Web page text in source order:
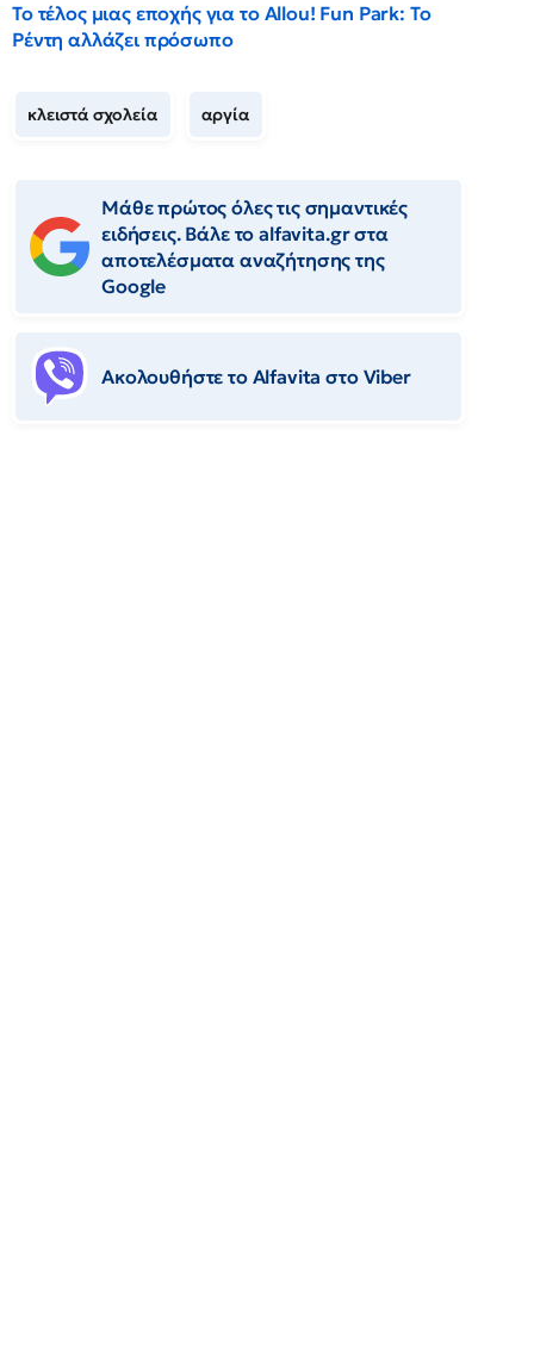
Το τέλος μιας εποχής για το Allou! Fun Park: Το
Ρέντη αλλάζει πρόσωπο
κλειστά σχολεία αργία
Μάθε πρώτος όλες τις σημαντικές
ειδήσεις. Βάλε το alfavita.gr στα
αποτελέσματα αναζήτησης της
Google
Ακολουθήστε το Αlfavita στο Viber